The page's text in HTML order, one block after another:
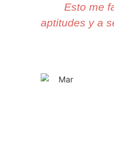
Esto me
aptitudes y a